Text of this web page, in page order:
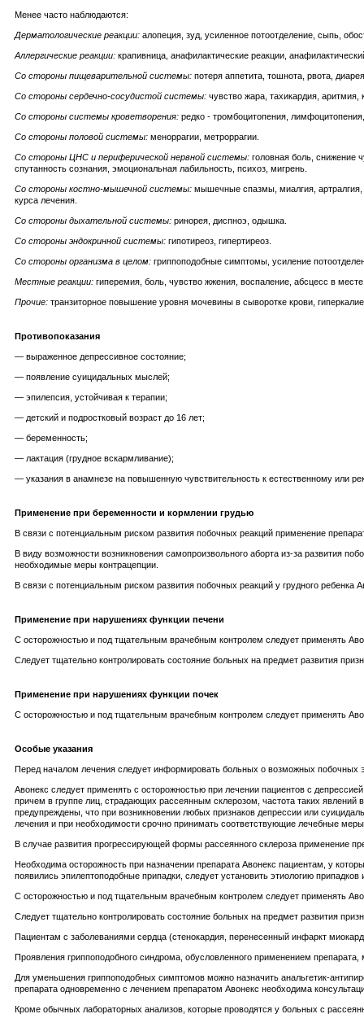
Менее часто наблюдаются:
Дерматологические реакции: алопеция, зуд, усиленное потоотделение, сыпь,
Аллергические реакции: крапивница, анафилактические реакции,
Со стороны пищеварительной системы: потеря аппетита, тошнота, рвота,
Со стороны сердечно-сосудистой системы: чувство жара, тахикардия, аритмия,
Со стороны системы кроветворения: редко - тромбоцитопения,
Со стороны половой системы: меноррагии, метроррагии.
Со стороны ЦНС и периферической нервной системы: головная боль, снижение
спутанность сознания, эмоциональная лабильность, психоз, мигрень.
Со стороны костно-мышечной системы: мышечные спазмы, миалгия,
куpca лечения.
Со стороны дыхательной системы: ринорея, диспноэ, одышка.
Со стороны эндокринной системы: гипотиреоз, гипертиреоз.
Со стороны организма в целом: гриппоподобные симптомы, усиление
Местные реакции: гиперемия, боль, чувство жжения, воспаление, абсцесс в
Прочие: транзиторное повышение уровня мочевины в сыворотке крови,
Противопоказания
— выраженное депрессивное состояние;
— появление суицидальных мыслей;
— эпилепсия, устойчивая к терапии;
— детский и подростковый возраст до 16 лет;
— беременность;
— лактация (грудное вскармливание);
— указания в анамнезе на повышенную чувствительность к естественному или
Применение при беременности и кормлении грудью
В связи с потенциальным риском развития побочных реакций применение
В виду возможности возникновения самопроизвольного аборта из-за развития
необходимые меры контрацепции.
В связи с потенциальным риском развития побочных реакций у грудного ребенка
Применение при нарушениях функции печени
С осторожностью и под тщательным врачебным контролем следует применять
Следует тщательно контролировать состояние больных на предмет развития
Применение при нарушениях функции почек
С осторожностью и под тщательным врачебным контролем следует применять
Особые указания
Перед началом лечения следует информировать больных о возможных
Авонекс следует применять с осторожностью при лечении пациентов с
причем в группе лиц, страдающих рассеянным склерозом, частота таких
предупреждены, что при возникновении любых признаков депрессии или
лечения и при необходимости срочно принимать соответствующие лечебные
В случае развития прогрессирующей формы рассеянного склероза применение
Необходима осторожность при назначении препарата Авонекс пациентам, у
появились эпилептоподобные припадки, следует установить этиологию
С осторожностью и под тщательным врачебным контролем следует применять
Следует тщательно контролировать состояние больных на предмет развития
Пациентам с заболеваниями сердца (стенокардия, перенесенный инфаркт
Проявления гриппоподобного синдрома, обусловленного применением
Для уменьшения гриппоподобных симптомов можно назначить анальгетик-
препарата одновременно с лечением препаратом Авонекс необходима
Кроме обычных лабораторных анализов, которые проводятся у больных с